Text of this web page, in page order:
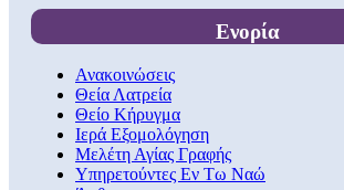
Ενορία
Ανακοινώσεις
Θεία Λατρεία
Θείο Κήρυγμα
Ιερά Εξομολόγηση
Μελέτη Αγίας Γραφής
Υπηρετούντες Εν Τω Ναώ